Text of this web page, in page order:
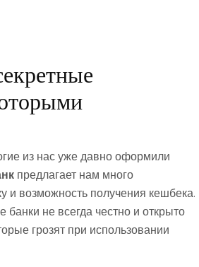
из нас уже давно оформили
предлагает нам много
и возможность получения кешбека.
банки не всегда честно и открыто
грозят при использовании